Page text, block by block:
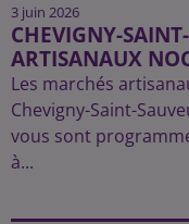
3 juin 2026
CHEVIGNY-
ARTISANAUX
Les marchés
Chevigny-Saint-
vous sont
à...